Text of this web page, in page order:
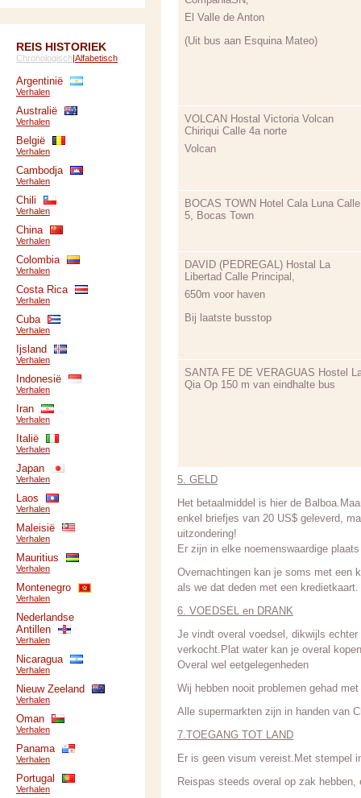
El Valle de Anton
(Uit bus aan Esquina Mateo)
VOLCAN Hostal Victoria Volcan
Chiriqui Calle 4a norte
Volcan
BOCAS TOWN Hotel Cala Luna Calle
5, Bocas Town
DAVID (PEDREGAL) Hostal La
Libertad Calle Principal,
650m voor haven
Bij laatste busstop
SANTA FE DE VERAGUAS Hostel
Qia Op 150 m van eindhalte bus
5. GELD
Het betaalmiddel is hier de
enkel briefjes van 20 US$ geleverd,
uitzondering!
Er zijn in elke noemenswaardige
Overnachtingen kan je soms met een
als we dat deden met een kredietkaart.
6. VOEDSEL en DRANK
Je vindt overal voedsel, dikwijls
verkocht.Plat water kan je overal
Overal wel eetgelegenheden
Wij hebben nooit problemen gehad
Alle supermarkten zijn in handen van
7.TOEGANG TOT LAND
Er is geen visum vereist.Met stempel
Reispas steeds overal op zak
REIS HISTORIEK
Chronologisch|Alfabetisch
Argentinië
Verhalen
Australië
Verhalen
België
Verhalen
Cambodja
Verhalen
Chili
Verhalen
China
Verhalen
Colombia
Verhalen
Costa Rica
Verhalen
Cuba
Verhalen
Ijsland
Verhalen
Indonesië
Verhalen
Iran
Verhalen
Italië
Verhalen
Japan
Verhalen
Laos
Verhalen
Maleisië
Verhalen
Mauritius
Verhalen
Montenegro
Verhalen
Nederlandse
Antillen
Verhalen
Nicaragua
Verhalen
Nieuw Zeeland
Verhalen
Oman
Verhalen
Panama
Verhalen
Portugal
Verhalen